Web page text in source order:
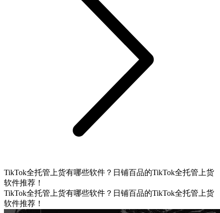
TikTok全托管上货有哪些软件？日铺百品的TikTok全托管上货
软件推荐！
TikTok全托管上货有哪些软件？日铺百品的TikTok全托管上货
软件推荐！